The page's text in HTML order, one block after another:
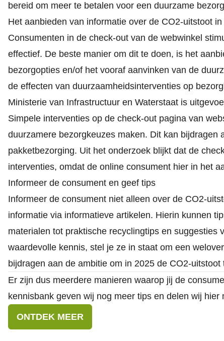
bereid om meer te betalen voor een duurzame
Het aanbieden van informatie over de CO2-uitstoot
Consumenten in de check-out van de webwinkel
effectief. De beste manier om dit te doen, is het
bezorgopties en/of het vooraf aanvinken van de
de effecten van duurzaamheidsinterventies op
Ministerie van Infrastructuur en Waterstaat is
Simpele interventies op de check-out pagina van
duurzamere bezorgkeuzes maken. Dit kan bijdragen
pakketbezorging. Uit het onderzoek blijkt dat de
interventies, omdat de online consument hier in het
Informeer de consument en geef tips
Informeer de consument niet alleen over de CO2-
informatie via informatieve artikelen. Hierin kunnen
materialen tot praktische recyclingtips en
waardevolle kennis, stel je ze in staat om een
bijdragen aan de ambitie om in 2025 de CO2-
Er zijn dus meerdere manieren waarop jij de
kennisbank geven wij nog meer tips en delen wij hier
ONTDEK MEER